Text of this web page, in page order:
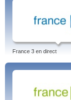
France 3 en direct